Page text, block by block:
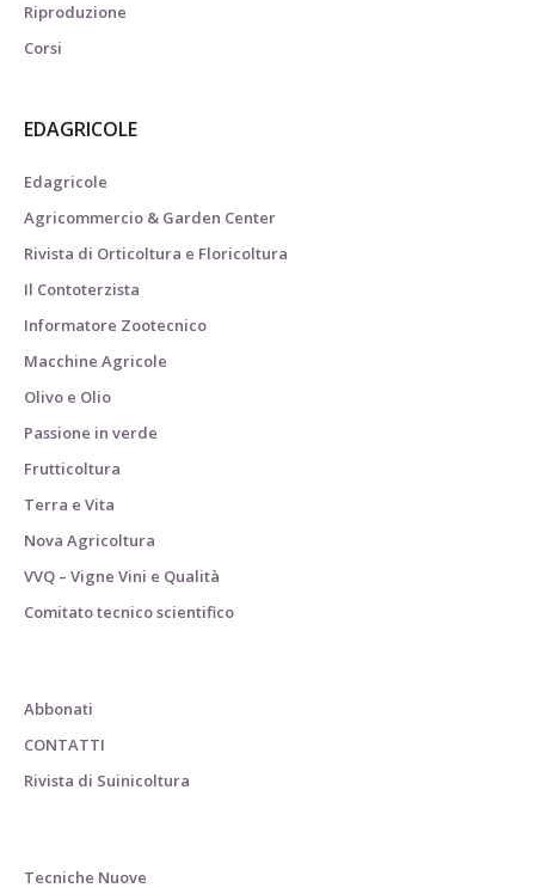
Riproduzione
Corsi
EDAGRICOLE
Edagricole
Agricommercio & Garden Center
Rivista di Orticoltura e Floricoltura
Il Contoterzista
Informatore Zootecnico
Macchine Agricole
Olivo e Olio
Passione in verde
Frutticoltura
Terra e Vita
Nova Agricoltura
VVQ – Vigne Vini e Qualità
Comitato tecnico scientifico
Abbonati
CONTATTI
Rivista di Suinicoltura
Tecniche Nuove